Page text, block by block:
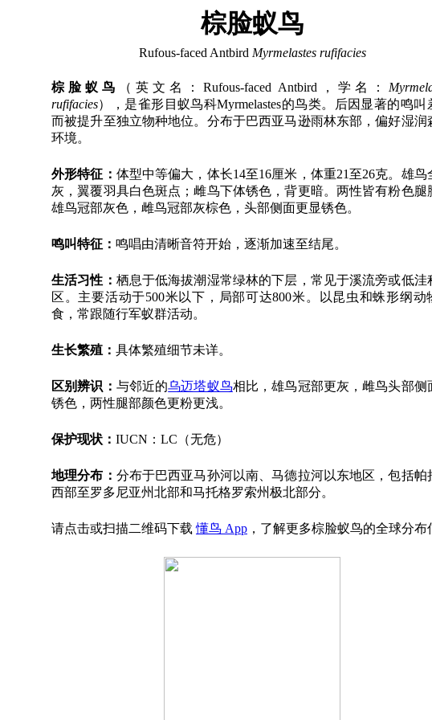
棕脸蚁鸟
Rufous-faced Antbird Myrmelastes rufifacies
棕脸蚁鸟 （英文名：Rufous-faced Antbird，学名：
rufifacies），是雀形目蚁鸟科Myrmelastes的鸟类。后因显著的鸣叫
而被提升至独立物种地位。分布于巴西亚马逊雨林东部，偏好湿润
环境。
外形特征： 体型中等偏大，体长14至16厘米，体重21至26克。雄鸟
灰，翼覆羽具白色斑点；雌鸟下体锈色，背更暗。两性皆有粉色腿
雄鸟冠部灰色，雌鸟冠部灰棕色，头部侧面更显锈色。
鸣叫特征： 鸣唱由清晰音符开始，逐渐加速至结尾。
生活习性： 栖息于低海拔潮湿常绿林的下层，常见于溪流旁或低洼
区。主要活动于500米以下，局部可达800米。以昆虫和蛛形纲动
食，常跟随行军蚁群活动。
生长繁殖： 具体繁殖细节未详。
区别辨识： 与邻近的乌迈塔蚁鸟相比，雄鸟冠部更灰，雌鸟头部侧
锈色，两性腿部颜色更粉更浅。
保护现状： IUCN：LC（无危）
地理分布： 分布于巴西亚马孙河以南、马德拉河以东地区，包括帕
西部至罗多尼亚州北部和马托格罗索州极北部分。
请点击或扫描二维码下载懂鸟 App ，了解更多棕脸蚁鸟的全球分布